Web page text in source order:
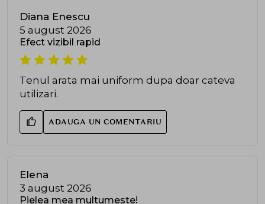
Diana Enescu
5 august 2026
Efect vizibil rapid
Tenul arata mai uniform dupa doar cateva
utilizari.
ADAUGA UN COMENTARIU
Elena
3 august 2026
Pielea mea multumeste!